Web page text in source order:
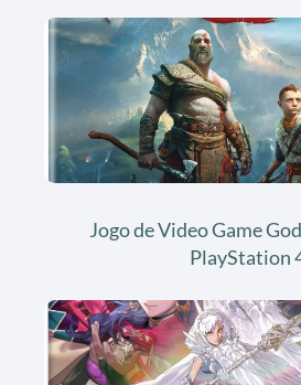
Jogo de Video Game
PlayStation